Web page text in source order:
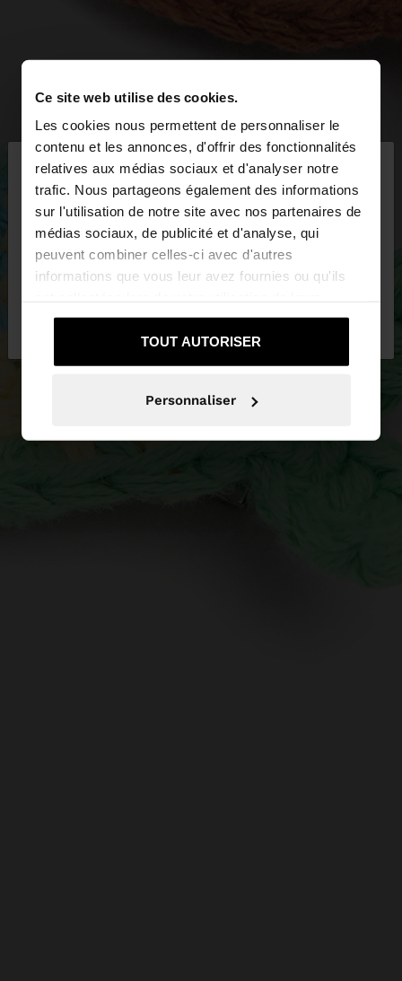
Ce site web utilise des cookies.
Les cookies nous permettent de personnaliser le
contenu et les annonces, d'offrir des fonctionnalités
relatives aux médias sociaux et d'analyser notre
trafic. Nous partageons également des informations
sur l'utilisation de notre site avec nos partenaires de
médias sociaux, de publicité et d'analyse, qui
peuvent combiner celles-ci avec d'autres
informations que vous leur avez fournies ou qu'ils
services.
TOUT AUTORISER
Personnaliser
bonjour ×
Vous accédez au site depuis Suisse. Voulez-vous
parcourir notre site au United States?